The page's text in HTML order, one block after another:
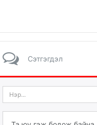
Сэтгэгдэл